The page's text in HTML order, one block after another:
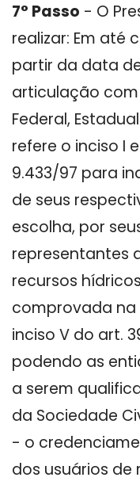
7° Passo - O
realizar: Em até
partir da data
articulação com
Federal,
refere o inciso I
9.433/97 para
de seus
escolha, por
representantes
recursos
comprovada na
inciso V do art.
podendo as
a serem
da Sociedade
- o
dos usuários de